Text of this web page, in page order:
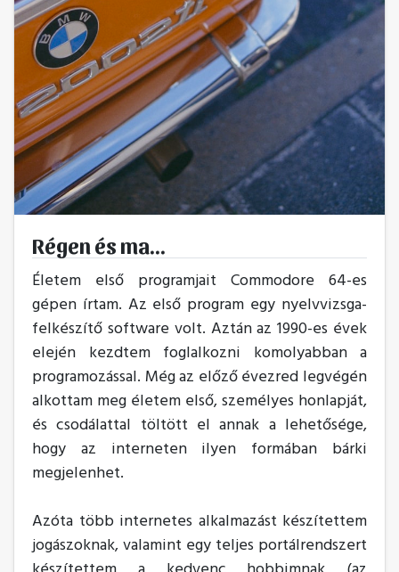
Régen és ma...
Életem első programjait Commodore 64-es
gépen írtam. Az első program egy nyelvvizsga-
felkészítő software volt. Aztán az 1990-es évek
elején kezdtem foglalkozni komolyabban a
programozással. Még az előző évezred legvégén
alkottam meg életem első, személyes honlapját,
és csodálattal töltött el annak a lehetősége,
hogy az interneten ilyen formában bárki
megjelenhet.
Azóta több internetes alkalmazást készítettem
jogászoknak, valamint egy teljes portálrendszert